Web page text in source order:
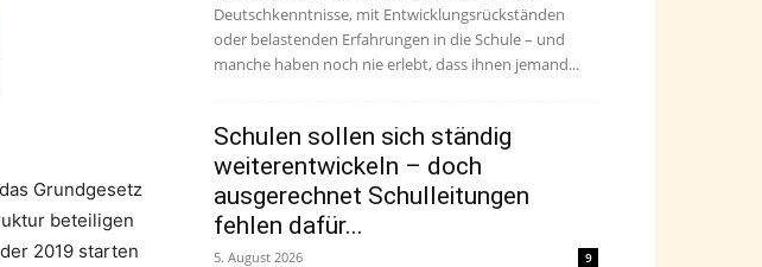
Grundgesetz
beteiligen
2019 starten
Deutschkenntnisse, mit Entwicklungsrückständen
oder belastenden Erfahrungen in die Schule – und
manche haben noch nie erlebt, dass ihnen jemand...
Schulen sollen sich ständig
weiterentwickeln – doch
ausgerechnet Schulleitungen
fehlen dafür...
5. August 2026 9